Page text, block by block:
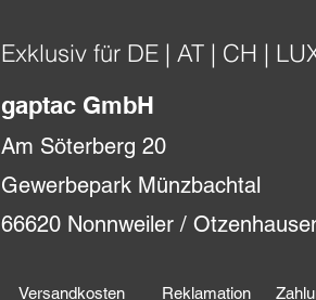
Exklusiv für DE | AT | CH |
gaptac GmbH
Am Söterberg 20
Gewerbepark Münzbachtal
66620 Nonnweiler /
Versandkosten Reklamation